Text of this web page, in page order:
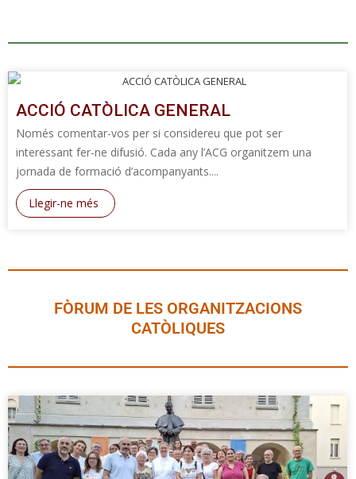
ACCIÓ CATÒLICA GENERAL
Només comentar-vos per si considereu que pot ser
interessant fer-ne difusió. Cada any l’ACG organitzem una
jornada de formació d’acompanyants....
Llegir-ne més
FÒRUM DE LES ORGANITZACIONS
CATÒLIQUES